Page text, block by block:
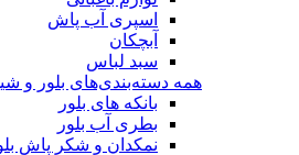
اسپری آب پاش
آبچکان
سبد لباس
همه دسته‌بندی‌های بلور و
بانکه های بلور
بطری آب بلور
نمکدان و شکر پاش